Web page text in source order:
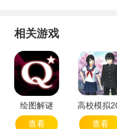
相关游戏
绘图解谜
查看
高校模拟
查看